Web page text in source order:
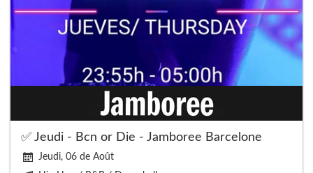
✅ Jeudi - Bcn or Die - Jamboree Barcelone
Jeudi, 06 de Août